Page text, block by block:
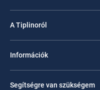
A Tiplinoról
Információk
Segítségre van szükségem